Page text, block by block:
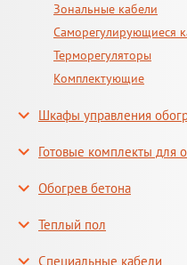
Зональные кабели
Саморегулирующиеся
Терморегуляторы
Комплектующие
Шкафы управления
Готовые комплекты для
Обогрев бетона
Теплый пол
Специальные кабели